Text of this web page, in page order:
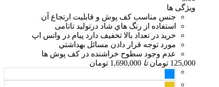
ویژگی ها
جنس مناسب کف پوش و قابليت ارتجاع آن
استفاده از رنگ هاي شاد درتولید تاتامی
خرید در تعداد بالا تخفیف دارد پیام در واتس اپ
مورد توجه قرار دادن مسائل بهداشتي
عدم وجود سطوح خراشنده در کف پوش ها
125,000 تومان تا 1,690,000 تومان